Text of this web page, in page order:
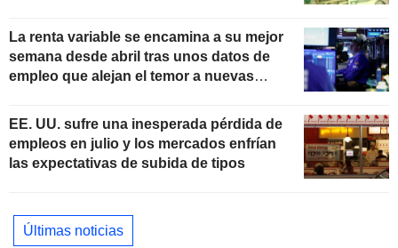
La renta variable se encamina a su mejor
semana desde abril tras unos datos de
empleo que alejan el temor a nuevas
EE. UU. sufre una inesperada pérdida de
empleos en julio y los mercados enfrían
las expectativas de subida de tipos
Últimas noticias